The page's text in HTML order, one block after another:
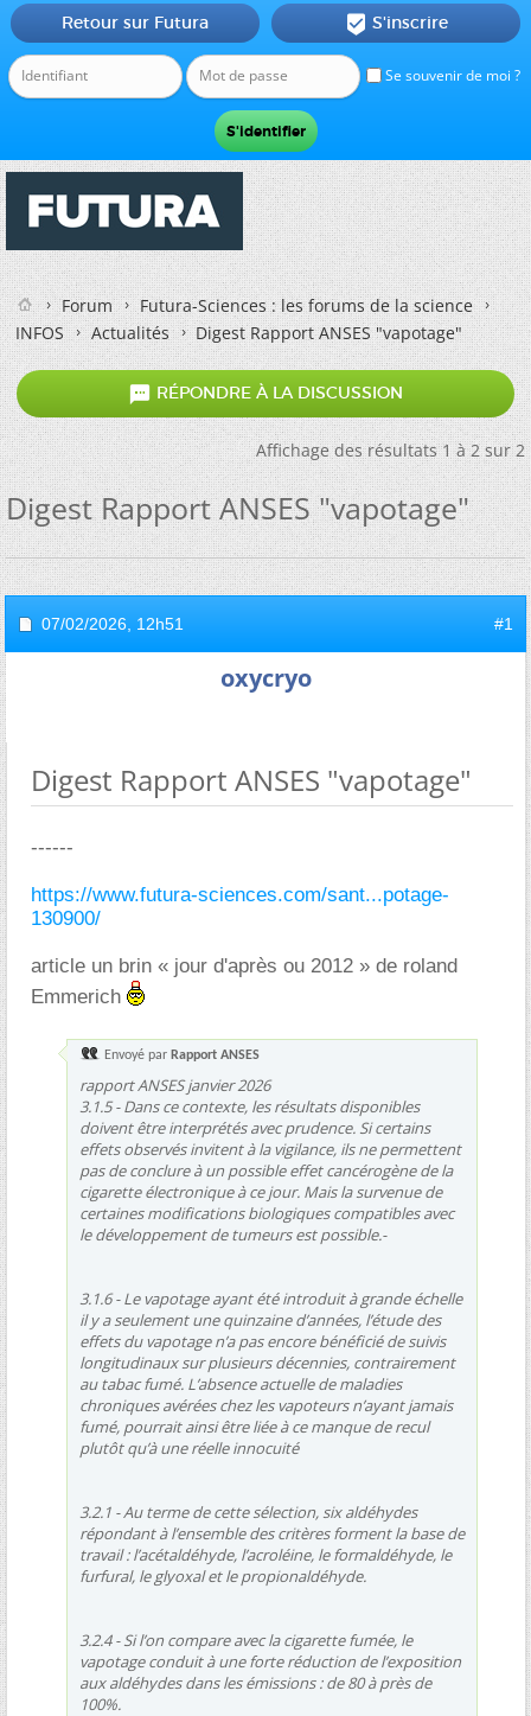
Se souvenir de moi ?
Retour sur Futura  S'inscrire
Forum
Futura-Sciences : les forums de la science
INFOS
Actualités Digest Rapport ANSES "vapotage"
 RÉPONDRE À LA DISCUSSION
Affichage des résultats 1 à 2 sur 2
Digest Rapport ANSES "vapotage"
07/02/2026, 12h51 #1
oxycryo
Digest Rapport ANSES "vapotage"
------
https://www.futura-sciences.com/sant...potage-
130900/
article un brin « jour d'après ou 2012 » de roland
Emmerich
Envoyé par Rapport ANSES
rapport ANSES janvier 2026
3.1.5 - Dans ce contexte, les résultats disponibles
doivent être interprétés avec prudence. Si certains
effets observés invitent à la vigilance, ils ne permettent
pas de conclure à un possible effet cancérogène de la
cigarette électronique à ce jour. Mais la survenue de
certaines modifications biologiques compatibles avec
le développement de tumeurs est possible.-
3.1.6 - Le vapotage ayant été introduit à grande échelle
il y a seulement une quinzaine d’années, l’étude des
effets du vapotage n’a pas encore bénéficié de suivis
longitudinaux sur plusieurs décennies, contrairement
au tabac fumé. L’absence actuelle de maladies
chroniques avérées chez les vapoteurs n’ayant jamais
fumé, pourrait ainsi être liée à ce manque de recul
plutôt qu’à une réelle innocuité
3.2.1 - Au terme de cette sélection, six aldéhydes
répondant à l’ensemble des critères forment la base de
travail : l’acétaldéhyde, l’acroléine, le formaldéhyde, le
furfural, le glyoxal et le propionaldéhyde.
3.2.4 - Si l’on compare avec la cigarette fumée, le
vapotage conduit à une forte réduction de l’exposition
aux aldéhydes dans les émissions : de 80 à près de
100%.